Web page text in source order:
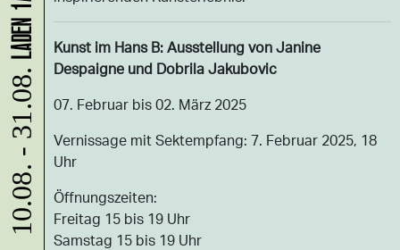
Kunst im Hans B: Ausstellung von Janine
Despaigne und Dobrila Jakubovic
07. Februar bis 02. März 2025
Vernissage mit Sektempfang: 7. Februar 2025, 18
Uhr
Öffnungszeiten:
Freitag 15 bis 19 Uhr
Samstag 15 bis 19 Uhr
10.08. - 31.08.